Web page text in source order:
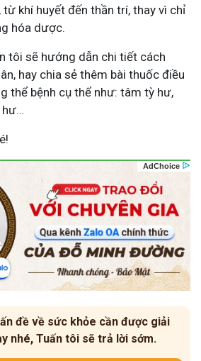
khí huyết đến thần trí, thay vì chỉ
hóa dược.
tôi sẽ hướng dẫn chi tiết cách
hay chia sẻ thêm bài thuốc điều
thể bệnh cụ thể như: tâm tỳ hư,
hư…
đề về sức khỏe cần được giải
nhé, Tuấn tôi sẽ trả lời sớm.